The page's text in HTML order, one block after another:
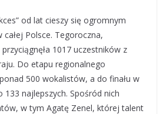
od lat cieszy się ogromnym
Polsce. Tegoroczna,
1017 uczestników z
Do etapu regionalnego
500 wokalistów, a do finału w
133 najlepszych. Spośród nich
w tym Agatę Zenel, której talent